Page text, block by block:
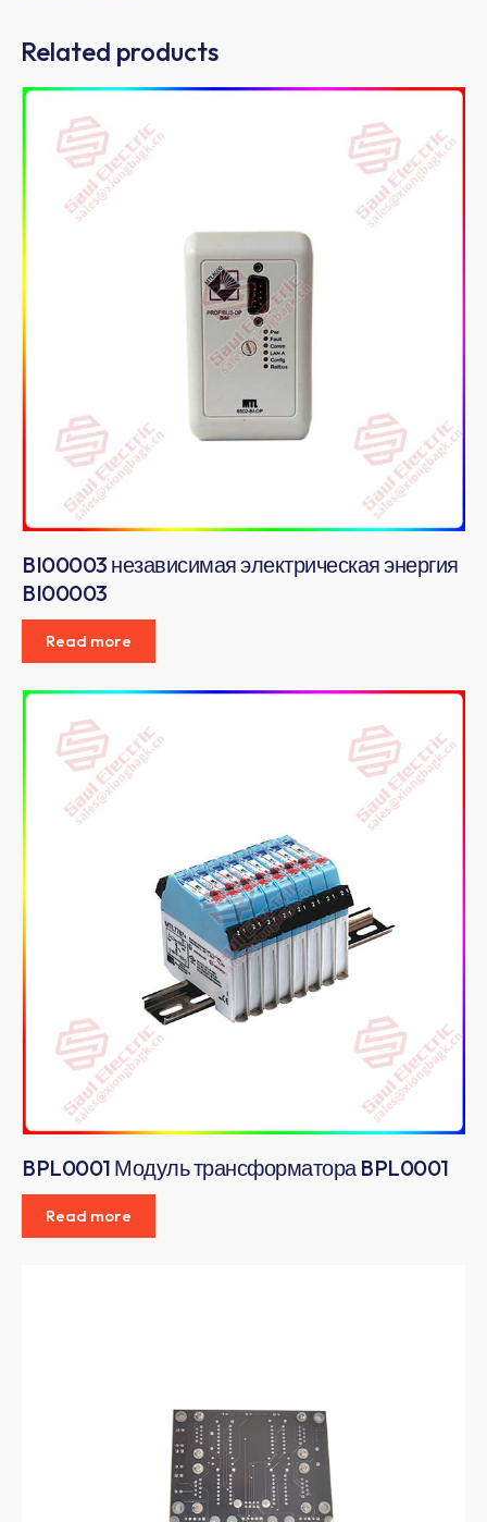
Related products
BI00003 независимая электрическая энергия
BI00003
Read more
BPL0001 Модуль трансформатора BPL0001
Read more